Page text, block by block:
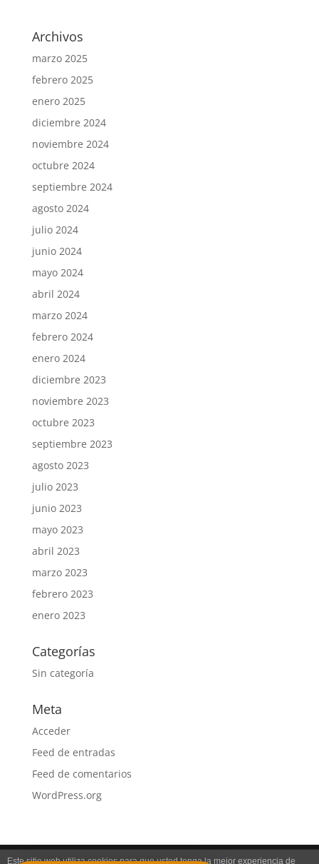
Archivos
marzo 2025
febrero 2025
enero 2025
diciembre 2024
noviembre 2024
octubre 2024
septiembre 2024
agosto 2024
julio 2024
junio 2024
mayo 2024
abril 2024
marzo 2024
febrero 2024
enero 2024
diciembre 2023
noviembre 2023
octubre 2023
septiembre 2023
agosto 2023
julio 2023
junio 2023
mayo 2023
abril 2023
marzo 2023
febrero 2023
enero 2023
Categorías
Sin categoría
Meta
Acceder
Feed de entradas
Feed de comentarios
WordPress.org
Este sitio web utiliza cookies para que usted tenga la mejor experiencia de